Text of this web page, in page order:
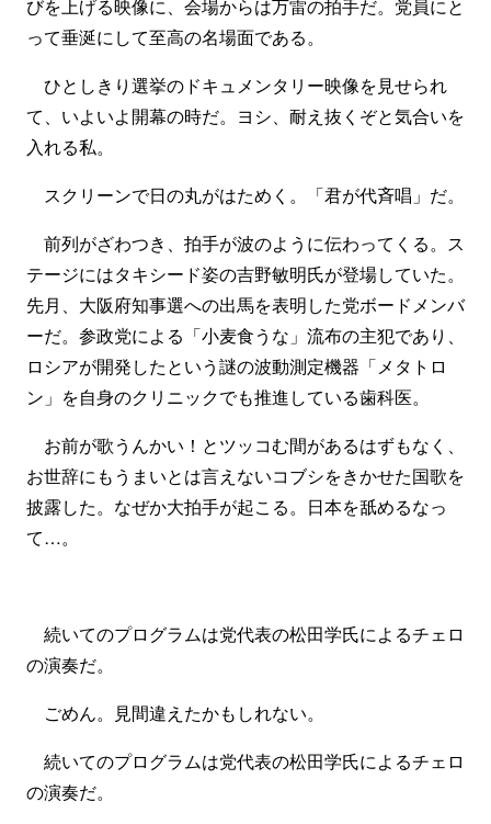
びを上げる映像に、会場からは万雷の拍手だ。党員にと
って垂涎にして至高の名場面である。
ひとしきり選挙のドキュメンタリー映像を見せられ
て、いよいよ開幕の時だ。ヨシ、耐え抜くぞと気合いを
入れる私。
スクリーンで日の丸がはためく。「君が代斉唱」だ。
前列がざわつき、拍手が波のように伝わってくる。ス
テージにはタキシード姿の吉野敏明氏が登場していた。
先月、大阪府知事選への出馬を表明した党ボードメンバ
ーだ。参政党による「小麦食うな」流布の主犯であり、
ロシアが開発したという謎の波動測定機器「メタトロ
ン」を自身のクリニックでも推進している歯科医。
お前が歌うんかい！とツッコむ間があるはずもなく、
お世辞にもうまいとは言えないコブシをきかせた国歌を
披露した。なぜか大拍手が起こる。日本を舐めるなっ
て…。
続いてのプログラムは党代表の松田学氏によるチェロ
の演奏だ。
ごめん。見間違えたかもしれない。
続いてのプログラムは党代表の松田学氏によるチェロ
の演奏だ。